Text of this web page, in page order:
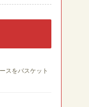
スをバスケット